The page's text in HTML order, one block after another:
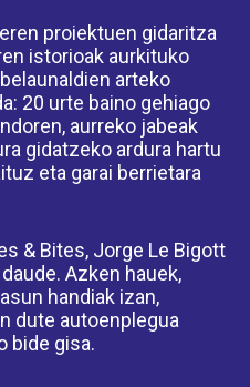
proiektuen gidaritza
istorioak aurkituko
arteko
20 urte baino gehiago
aurreko jabeak
gidatzeko ardura hartu
eta garai berrietara
& Bites, Jorge Le Bigott
Azken hauek,
handiak izan,
dute autoenplegua
bide gisa.